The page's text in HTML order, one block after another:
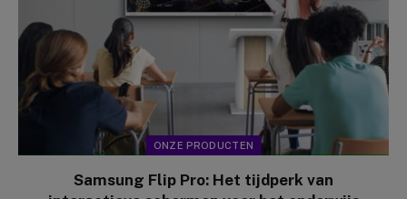
ONZE PRODUCTEN
Samsung Flip Pro: Het tijdperk van